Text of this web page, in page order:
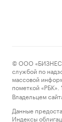
© ООО
службой по
массовой
пометкой «РБК».
Владельцем
Данные
Индексы